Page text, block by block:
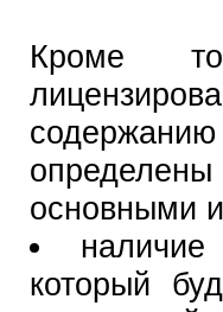
Кроме
основными
наличие
который